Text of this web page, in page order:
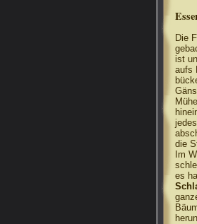
Die
ist
aufs
die
Im
es